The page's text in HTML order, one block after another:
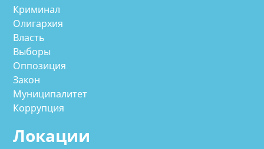
Криминал
Олигархия
Власть
Выборы
Оппозиция
Закон
Муниципалитет
Коррупция
Локации